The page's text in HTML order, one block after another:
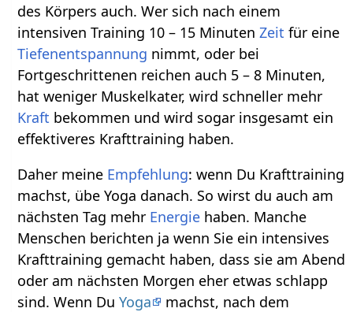
des Körpers auch. Wer sich nach einem
intensiven Training 10 – 15 MinutenZeit für eine
Tiefenentspannung nimmt, oder bei
Fortgeschrittenen reichen auch 5 – 8 Minuten,
hat weniger Muskelkater, wird schneller mehr
Kraft bekommen und wird sogar insgesamt ein
effektiveres Krafttraining haben.
Daher meine Empfehlung: wenn Du Krafttraining
machst, übe Yoga danach. So wirst du auch am
nächsten Tag mehr Energie haben. Manche
Menschen berichten ja wenn Sie ein intensives
Krafttraining gemacht haben, dass sie am Abend
oder am nächsten Morgen eher etwas schlapp
sind. Wenn DuYoga
machst, nach dem